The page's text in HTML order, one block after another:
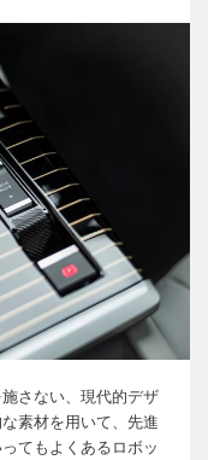
さない、現代的デザ
素材を用いて、先進
てもよくあるロボッ